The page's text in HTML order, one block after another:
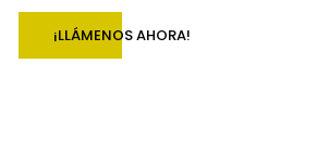
¡LLÁMENOS AHORA!